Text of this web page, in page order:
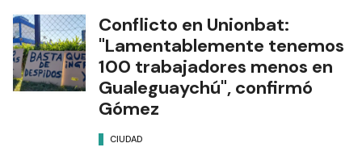
Conflicto en Unionbat:
"Lamentablemente tenemos
100 trabajadores menos en
Gualeguaychú", confirmó
Gómez
CIUDAD